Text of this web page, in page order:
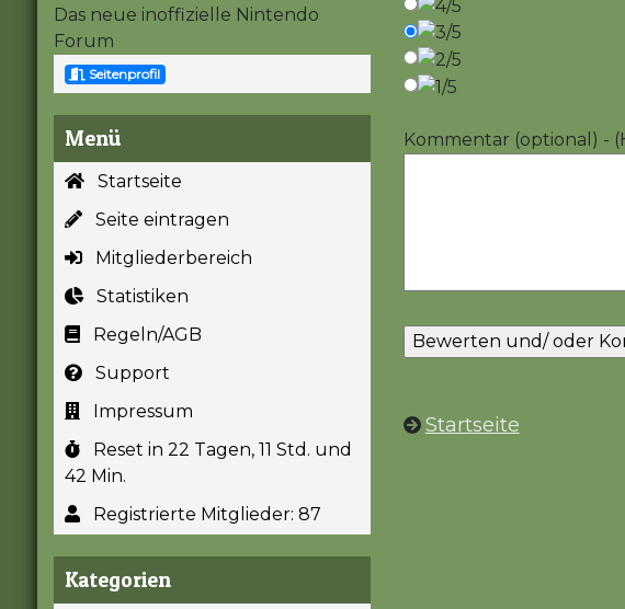
Das neue inoffizielle Nintendo
Forum
Seitenprofil
Menü
Startseite
Seite eintragen
Mitgliederbereich
Statistiken
Regeln/AGB
Support
Impressum
Reset in 22 Tagen, 11 Std. und
42 Min.
Registrierte Mitglieder: 87
Kategorien
Kommentar (optional) -
Startseite